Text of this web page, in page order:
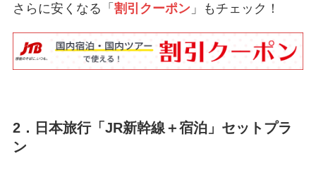
さらに安くなる「 割引クーポン 」もチェック！
2．日本旅行「JR新幹線＋宿泊」セットプラ
ン